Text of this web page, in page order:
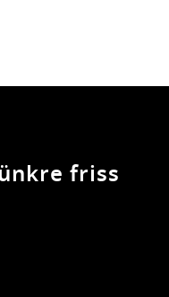
friss